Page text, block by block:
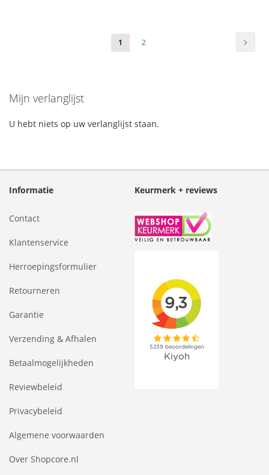
Pagina
U1 Pagina
2
Mijn verlanglijst
U hebt niets op uw verlanglijst staan.
Informatie
Contact
Klantenservice
Herroepingsformulier
Retourneren
Garantie
Verzending & Afhalen
Betaalmogelijkheden
Reviewbeleid
Privacybeleid
Algemene voorwaarden
Over Shopcore.nl
Keurmerk + reviews